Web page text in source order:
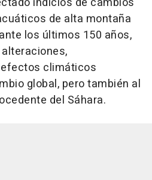
de alta montaña
los últimos 150 años,
climáticos
global, pero también al
del Sáhara.